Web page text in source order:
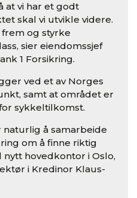
at vi har et godt
skal vi utvikle videre.
og styrke
sier eiendomssjef
1 Forsikring.
ved et av Norges
samt at området er
sykkeltilkomst.
naturlig å samarbeide
om å finne riktig
hovedkontor i Oslo,
i Kredinor Klaus-